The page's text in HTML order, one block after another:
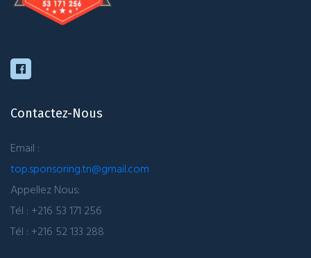
Contactez-Nous
Email :
top.sponsoring.tn@gmail.com
Appellez Nous:
Tél : +216 53 171 256
Tél : +216 52 133 288